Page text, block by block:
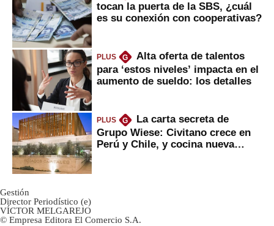
tocan la puerta de la SBS, ¿cuál
es su conexión con cooperativas?
PLUS G
Alta oferta de talentos
para ‘estos niveles’ impacta en el
aumento de sueldo: los detalles
PLUS G
La carta secreta de
Grupo Wiese: Civitano crece en
Perú y Chile, y cocina nueva
Gestión
Director Periodístico (e)
VÍCTOR MELGAREJO
© Empresa Editora El Comercio S.A.